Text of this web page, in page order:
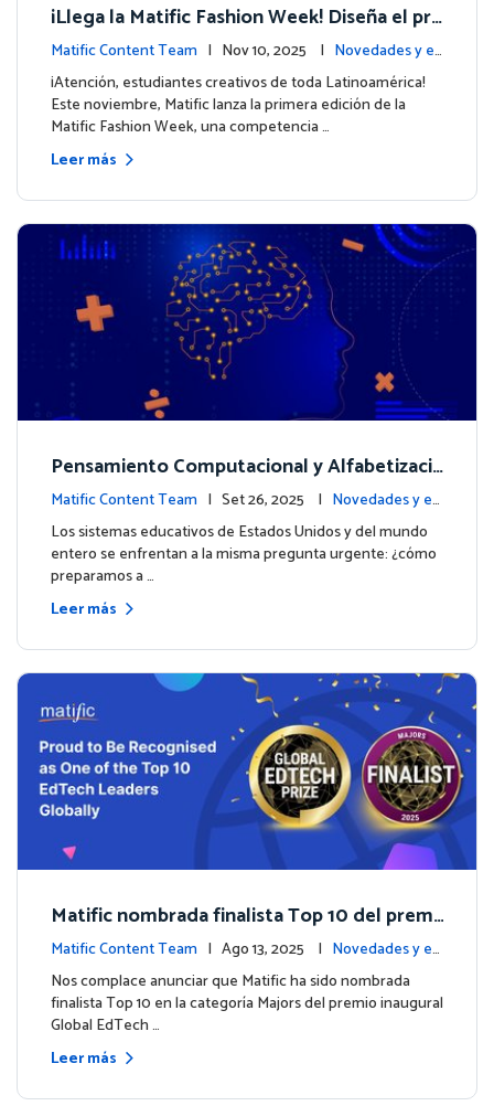
¡Llega la Matific Fashion Week! Diseña el pró
ximo look de nuestros personajes
Matific Content Team | Nov 10, 2025 | Novedades y ev
entos
¡Atención, estudiantes creativos de toda Latinoamérica!
Este noviembre, Matific lanza la primera edición de la
Matific Fashion Week, una competencia …
Leer más
Pensamiento Computacional y Alfabetizaci
ón en Datos: Por qué las Matemáticas debe
n liderar el camino
Matific Content Team | Set 26, 2025 | Novedades y ev
entos
Los sistemas educativos de Estados Unidos y del mundo
entero se enfrentan a la misma pregunta urgente: ¿cómo
preparamos a …
Leer más
Matific nombrada finalista Top 10 del premi
o inaugural Global EdTech Prize
Matific Content Team | Ago 13, 2025 | Novedades y ev
entos
Nos complace anunciar que Matific ha sido nombrada
finalista Top 10 en la categoría Majors del premio inaugural
Global EdTech …
Leer más